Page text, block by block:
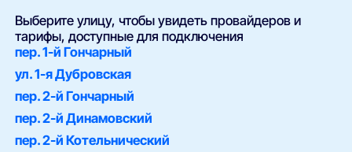
Выберите улицу, чтобы увидеть провайдеров и
тарифы, доступные для подключения
пер. 1-й Гончарный
ул. 1-я Дубровская
пер. 2-й Гончарный
пер. 2-й Динамовский
пер. 2-й Котельнический